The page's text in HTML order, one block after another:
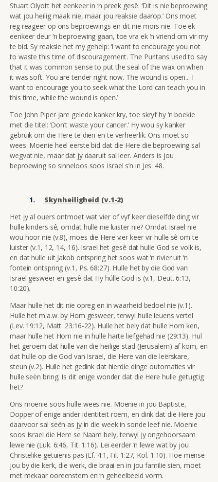
Stuart Olyott het eenkeer in ‘n preek gesê: ‘Dit is nie beproewing
wat jou heilig maak nie, maar jou reaksie daarop.’ Ons moet
reg reageer op ons beproewings en dit nie mors nie. Toe ek
eenkeer deur ‘n beproewing gaan, toe vra ek ‘n vriend om vir my
te bid. Sy reaksie het my gehelp: ‘I want to encourage you not
to waste this time of discouragement. The Puritans used to say
that it was common sense to put the seal of the wax on when
it was soft. You are tender right now. The wound is open... I
want to encourage you to seek what the Lord can teach you in
this time, while the wound is open.’
Toe John Piper jare gelede kanker kry, toe skryf hy ‘n boekie
met die titel: ‘Don’t waste your cancer.’ Hy wou sy kanker
gebruik om die Here te dien en te verheerlik. Ons moet so
wees. Moenie heel eerste bid dat die Here die beproewing sal
wegvat nie, maar dat jy daaruit sal leer. Anders is jou
beproewing so sinneloos soos Israel s’n in Jes. 48.
Skynheiligheid (v.1-2)
Het jy al ouers ontmoet wat vier of vyf keer dieselfde ding vir
hulle kinders sê, omdat hulle nie luister nie? Omdat Israel nie
wou hoor nie (v.8), moes die Here vier keer vir hulle sê om te
luister (v.1, 12, 14, 16). Israel het gesê dat hulle God se volk is,
en dat hulle uit Jakob ontspring het soos wat ‘n rivier uit ‘n
fontein ontspring (v.1, Ps. 68:27). Hulle het by die God van
Israel gesweer en gesê dat Hy húlle God is (v.1, Deut. 6:13,
10:20).
Maar hulle het dit nie opreg en in waarheid bedoel nie (v.1).
Hulle het m.a.w. by Hom gesweer, terwyl hulle leuens vertel
(Lev. 19:12, Matt. 23:16-22). Hulle het bely dat hulle Hom ken,
maar hulle het Hom nie in hulle harte liefgehad nie (29:13). Hul
het geroem dat hulle van die heilige stad (Jerusalem) af kom, en
dat hulle op die God van Israel, die Here van die leërskare,
steun (v.2). Hulle het gedink dat hierdie dinge outomaties vir
hulle seën bring. Is dit enige wonder dat die Here hulle getugtig
het?
Ons moenie soos hulle wees nie. Moenie in jou Baptiste,
Dopper of enige ander identiteit roem, en dink dat die Here jou
daarvoor sal seën as jy in die week in sonde leef nie. Moenie
soos Israel die Here se Naam bely, terwyl jy ongehoorsaam
lewe nie (Luk. 6:46, Tit. 1:16). Lei eerder ‘n lewe wat by jou
Christelike getuienis pas (Ef. 4:1, Fil. 1:27, Kol. 1:10). Hoe mense
jou by die kerk, die werk, die braai en in jou familie sien, moet
met mekaar ooreenstem en ‘n geheelbeeld vorm.